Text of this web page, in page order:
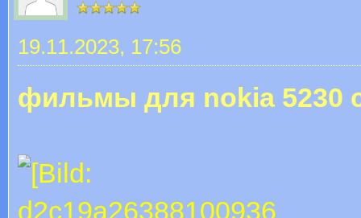
19.11.2023, 17:56
фильмы для nokia 5230